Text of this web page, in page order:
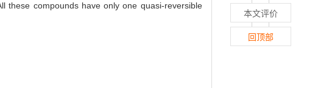
these compounds have only one quasi-reversible
本文评价
回顶部